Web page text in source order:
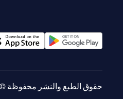
حقوق الطبع والنشر محفوظة ©2026 سيتي جروب